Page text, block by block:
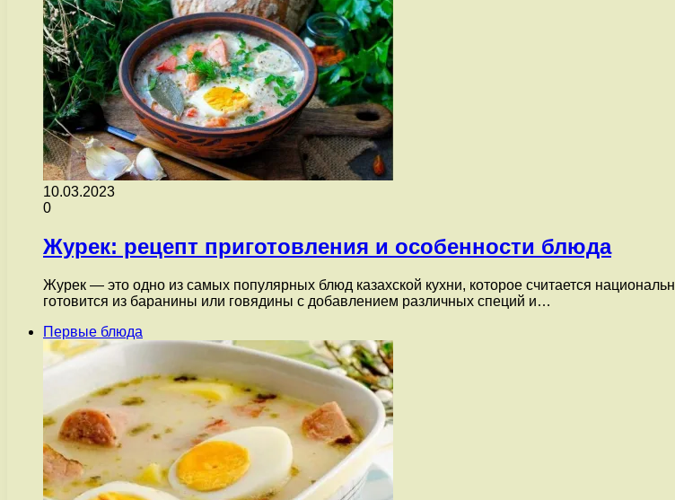
10.03.2023
0
Журек: рецепт приготовления и особенности блюда
Журек — это одно из самых популярных блюд казахской кухни, которое считается
готовится из баранины или говядины с добавлением различных специй и…
Первые блюда